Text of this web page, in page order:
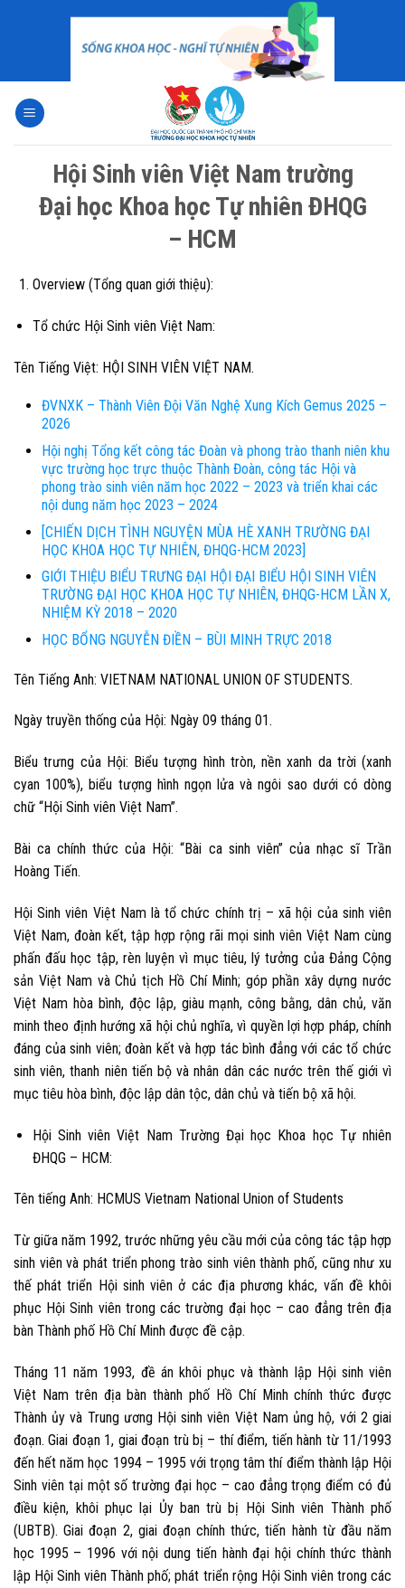
Hội Sinh viên Việt Nam trường
Đại học Khoa học Tự nhiên ĐHQG
– HCM
Overview (Tổng quan giới thiệu):
Tổ chức Hội Sinh viên Việt Nam:
Tên Tiếng Việt: HỘI SINH VIÊN VIỆT NAM.
ĐVNXK – Thành Viên Đội Văn Nghệ Xung Kích Gemus 2025 –
2026
Hội nghị Tổng kết công tác Đoàn và phong trào thanh niên khu
vực trường học trực thuộc Thành Đoàn, công tác Hội và
phong trào sinh viên năm học 2022 – 2023 và triển khai các
nội dung năm học 2023 – 2024
[CHIẾN DỊCH TÌNH NGUYỆN MÙA HÈ XANH TRƯỜNG ĐẠI
HỌC KHOA HỌC TỰ NHIÊN, ĐHQG-HCM 2023]
GIỚI THIỆU BIỂU TRƯNG ĐẠI HỘI ĐẠI BIỂU HỘI SINH VIÊN
TRƯỜNG ĐẠI HỌC KHOA HỌC TỰ NHIÊN, ĐHQG-HCM LẦN X,
NHIỆM KỲ 2018 – 2020
HỌC BỔNG NGUYỄN ĐIỀN – BÙI MINH TRỰC 2018
Tên Tiếng Anh: VIETNAM NATIONAL UNION OF STUDENTS.
Ngày truyền thống của Hội: Ngày 09 tháng 01.
Biểu trưng của Hội: Biểu tượng hình tròn, nền xanh da trời (xanh
cyan 100%), biểu tượng hình ngọn lửa và ngôi sao dưới có dòng
chữ “Hội Sinh viên Việt Nam”.
Bài ca chính thức của Hội: “Bài ca sinh viên” của nhạc sĩ Trần
Hoàng Tiến.
Hội Sinh viên Việt Nam là tổ chức chính trị – xã hội của sinh viên
Việt Nam, đoàn kết, tập hợp rộng rãi mọi sinh viên Việt Nam cùng
phấn đấu học tập, rèn luyện vì mục tiêu, lý tưởng của Đảng Cộng
sản Việt Nam và Chủ tịch Hồ Chí Minh; góp phần xây dựng nước
Việt Nam hòa bình, độc lập, giàu mạnh, công bằng, dân chủ, văn
minh theo định hướng xã hội chủ nghĩa, vì quyền lợi hợp pháp, chính
đáng của sinh viên; đoàn kết và hợp tác bình đẳng với các tổ chức
sinh viên, thanh niên tiến bộ và nhân dân các nước trên thế giới vì
mục tiêu hòa bình, độc lập dân tộc, dân chủ và tiến bộ xã hội.
Hội Sinh viên Việt Nam Trường Đại học Khoa học Tự nhiên
ĐHQG – HCM:
Tên tiếng Anh: HCMUS Vietnam National Union of Students
Từ giữa năm 1992, trước những yêu cầu mới của công tác tập hợp
sinh viên và phát triển phong trào sinh viên thành phố, cũng như xu
thế phát triển Hội sinh viên ở các địa phương khác, vấn đề khôi
phục Hội Sinh viên trong các trường đại học – cao đẳng trên địa
bàn Thành phố Hồ Chí Minh được đề cập.
Tháng 11 năm 1993, đề án khôi phục và thành lập Hội sinh viên
Việt Nam trên địa bàn thành phố Hồ Chí Minh chính thức được
Thành ủy và Trung ương Hội sinh viên Việt Nam ủng hộ, với 2 giai
đoạn. Giai đoạn 1, giai đoạn trù bị – thí điểm, tiến hành từ 11/1993
đến hết năm học 1994 – 1995 với trọng tâm thí điểm thành lập Hội
Sinh viên tại một số trường đại học – cao đẳng trọng điểm có đủ
điều kiện, khôi phục lại Ủy ban trù bị Hội Sinh viên Thành phố
(UBTB). Giai đoạn 2, giai đoạn chính thức, tiến hành từ đầu năm
học 1995 – 1996 với nội dung tiến hành đại hội chính thức thành
lập Hội Sinh viên Thành phố; phát triển rộng Hội Sinh viên trong các